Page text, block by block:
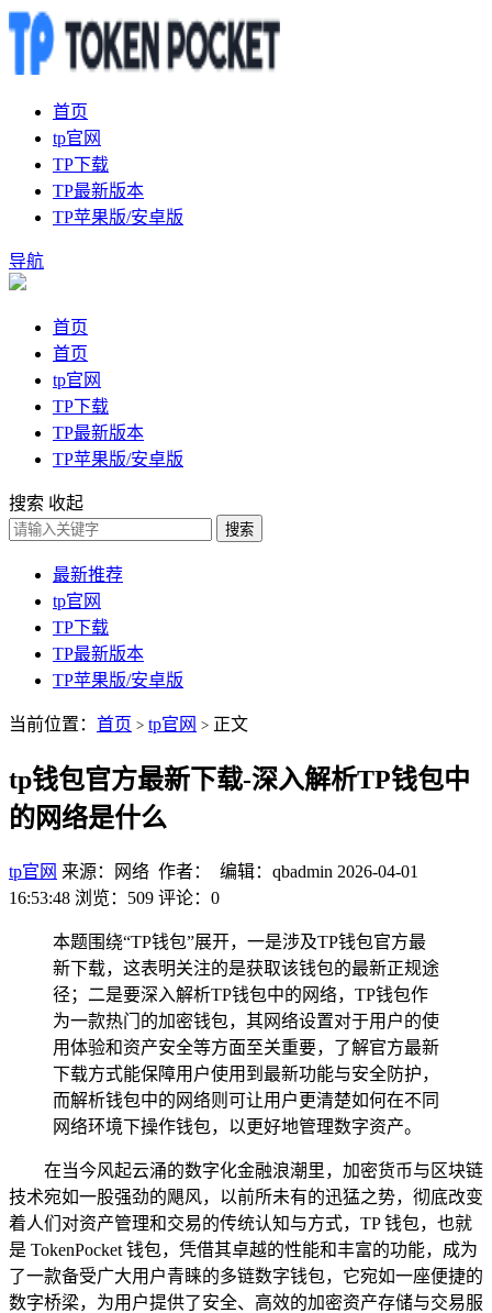
首页
tp官网
TP下载
TP最新版本
TP苹果版/安卓版
导航
首页
首页
tp官网
TP下载
TP最新版本
TP苹果版/安卓版
搜索 收起
搜索
最新推荐
tp官网
TP下载
TP最新版本
TP苹果版/安卓版
当前位置： 首页 > tp官网 > 正文
tp钱包官方最新下载-深入解析TP钱包中
的网络是什么
tp官网 来源：网络 作者： 编辑：qbadmin 2026-04-01
16:53:48 浏览：509 评论：0
本题围绕“TP钱包”展开，一是涉及TP钱包官方最
新下载，这表明关注的是获取该钱包的最新正规途
径；二是要深入解析TP钱包中的网络，TP钱包作
为一款热门的加密钱包，其网络设置对于用户的使
用体验和资产安全等方面至关重要，了解官方最新
下载方式能保障用户使用到最新功能与安全防护，
而解析钱包中的网络则可让用户更清楚如何在不同
网络环境下操作钱包，以更好地管理数字资产。
在当今风起云涌的数字化金融浪潮里，加密货币与区块链
技术宛如一股强劲的飓风，以前所未有的迅猛之势，彻底改变
着人们对资产管理和交易的传统认知与方式，TP 钱包，也就
是 TokenPocket 钱包，凭借其卓越的性能和丰富的功能，成为
了一款备受广大用户青睐的多链数字钱包，它宛如一座便捷的
数字桥梁，为用户提供了安全、高效的加密资产存储与交易服